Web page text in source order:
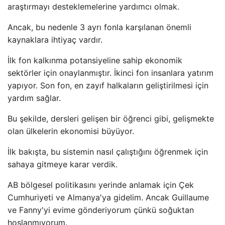
araştırmayı desteklemelerine yardımcı olmak.
Ancak, bu nedenle 3 ayrı fonla karşılanan önemli
kaynaklara ihtiyaç vardır.
İlk fon kalkınma potansiyeline sahip ekonomik
sektörler için onaylanmıştır. İkinci fon insanlara yatırım
yapıyor. Son fon, en zayıf halkaların geliştirilmesi için
yardım sağlar.
Bu şekilde, dersleri gelişen bir öğrenci gibi, gelişmekte
olan ülkelerin ekonomisi büyüyor.
İlk bakışta, bu sistemin nasıl çalıştığını öğrenmek için
sahaya gitmeye karar verdik.
AB bölgesel politikasını yerinde anlamak için Çek
Cumhuriyeti ve Almanya'ya gidelim. Ancak Guillaume
ve Fanny'yi evime gönderiyorum çünkü soğuktan
hoşlanmıyorum.